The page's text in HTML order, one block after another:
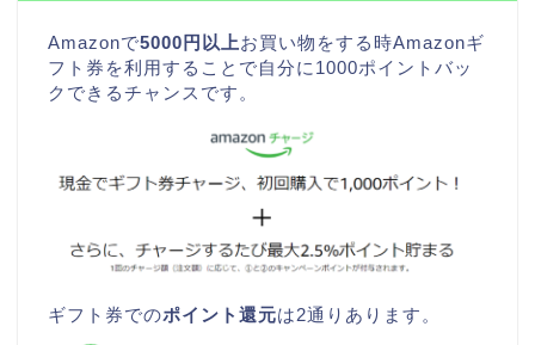
Amazonで5000円以上お買い物をする時Amazonギ
フト券を利用することで自分に1000ポイントバッ
クできるチャンスです。
ギフト券でのポイント還元は2通りあります。